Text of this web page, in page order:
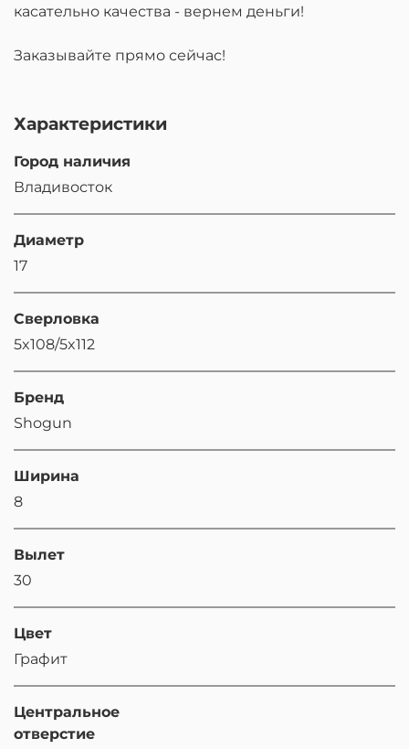
касательно качества - вернем деньги!
Заказывайте прямо сейчас!
Характеристики
Город наличия
Владивосток
Диаметр
17
Сверловка
5x108/5x112
Бренд
Shogun
Ширина
8
Вылет
30
Цвет
Графит
Центральное
отверстие